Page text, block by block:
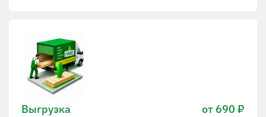
Выгрузка от 690 ₽